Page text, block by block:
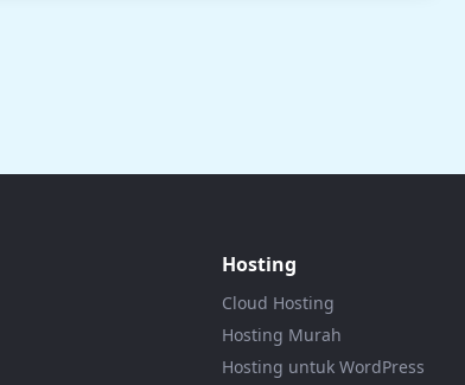
Hosting
Cloud Hosting
Hosting Murah
Hosting untuk WordPress